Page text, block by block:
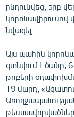
«Ազատության»
ընդունվեց, երբ
կորոնավիրուսով
նվազել։
Այս պահին
գտնվում է ծանր,
թոքերի
19 մարդ,